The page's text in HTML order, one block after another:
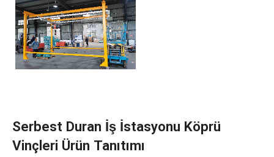
Serbest Duran İş İstasyonu Köprü
Vinçleri Ürün Tanıtımı